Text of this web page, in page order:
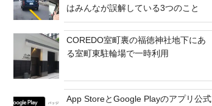
はみんなが誤解している3つのこと
COREDO室町裏の福徳神社地下にあ
る室町東駐輪場で一時利用
App StoreとGoogle Playのアプリ公式